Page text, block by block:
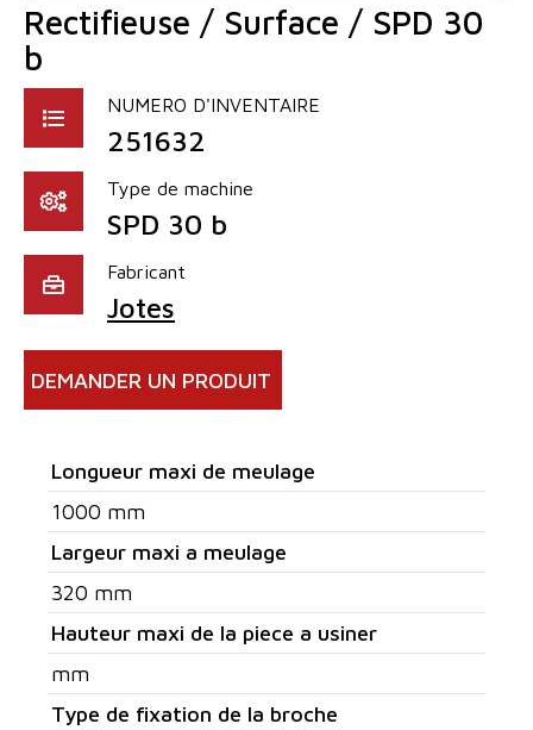
Rectifieuse / Surface / SPD 30
b
NUMERO D'INVENTAIRE
251632
Type de machine
SPD 30 b
Fabricant
Jotes
DEMANDER UN PRODUIT
Longueur maxi de meulage
1000 mm
Largeur maxi a meulage
320 mm
Hauteur maxi de la piece a usiner
mm
Type de fixation de la broche